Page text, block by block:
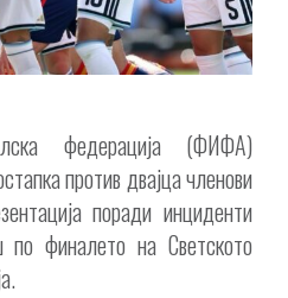
федерација (ФИФА)
против двајца членови
поради инциденти
финалето на Светското